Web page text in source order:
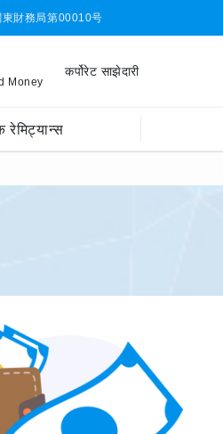
東財務局第00010号
Money
कर्पोरेट साझेदारी
रेमिट्यान्स